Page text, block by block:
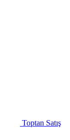
Toptan Satış